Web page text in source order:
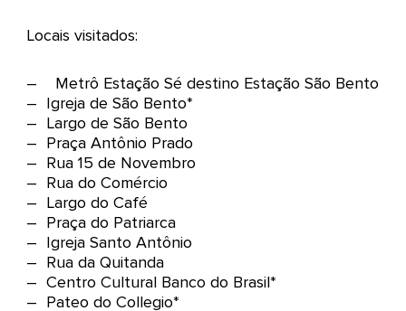
Locais visitados:
– Metrô Estação Sé destino Estação São Bento
– Igreja de São Bento*
– Largo de São Bento
– Praça Antônio Prado
– Rua 15 de Novembro
– Rua do Comércio
– Largo do Café
– Praça do Patriarca
– Igreja Santo Antônio
– Rua da Quitanda
– Centro Cultural Banco do Brasil*
– Pateo do Collegio*